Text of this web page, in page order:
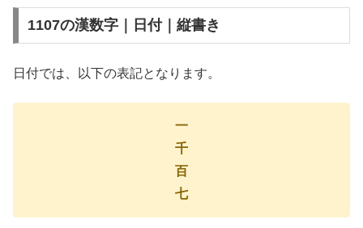
1107の漢数字｜日付｜縦書き
日付では、以下の表記となります。
一
千
百
七